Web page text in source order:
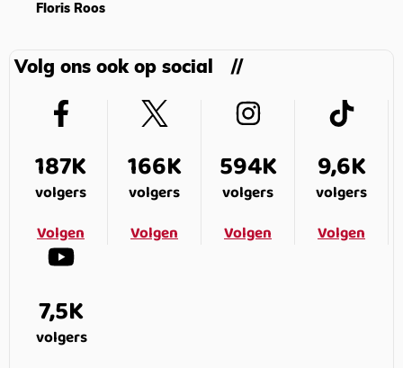
Floris Roos
Volg ons ook op social
187K
volgers
Volgen
166K
volgers
Volgen
594K
volgers
Volgen
9,6K
volgers
Volgen
7,5K
volgers